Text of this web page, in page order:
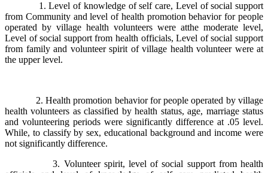
1. Level of knowledge of self care, Level of social support
from Community and level of health promotion behavior for people
operated by village health volunteers were atthe moderate level,
Level of social support from health officials, Level of social support
from family and volunteer spirit of village health volunteer were at
the upper level.
2. Health promotion behavior for people operated by village
health volunteers as classified by health status, age, marriage status
and volunteering periods were significantly difference at .05 level.
While, to classify by sex, educational background and income were
not significantly difference.
3. Volunteer spirit, level of social support from health